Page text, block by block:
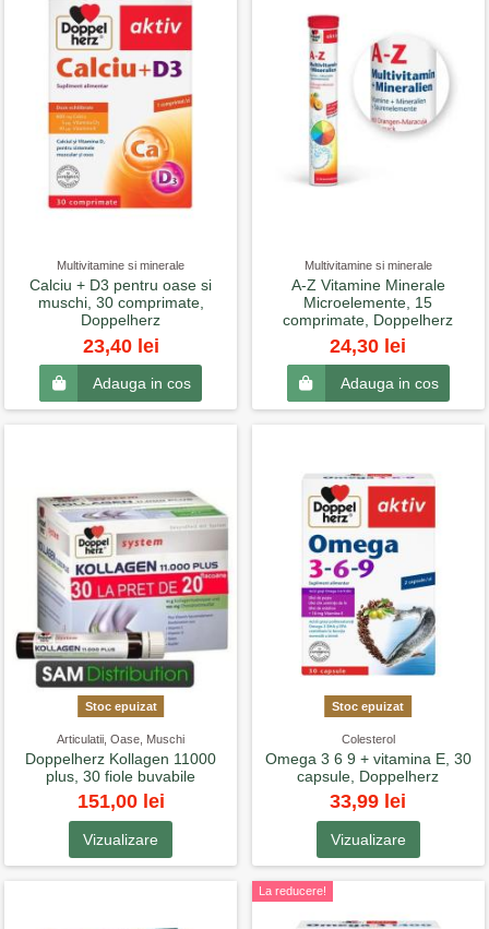
Multivitamine si minerale
Calciu + D3 pentru oase si
muschi, 30 comprimate,
Doppelherz
23,40 lei
Adauga in cos
Multivitamine si minerale
A-Z Vitamine Minerale
Microelemente, 15
comprimate, Doppelherz
24,30 lei
Adauga in cos
Stoc epuizat
Articulatii, Oase, Muschi
Doppelherz Kollagen 11000
plus, 30 fiole buvabile
151,00 lei
Vizualizare
Stoc epuizat
Colesterol
Omega 3 6 9 + vitamina E, 30
capsule, Doppelherz
33,99 lei
Vizualizare
La reducere!